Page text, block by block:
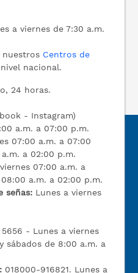
a viernes de 7:30 a.m.
nuestros Centros de
nacional.
24 horas.
- Instagram)
a.m. a 07:00 p.m.
07:00 a.m. a 07:00
a 02:00 p.m.
07:00 a.m. a
a.m. a 02:00 p.m.
señas: Lunes a viernes
5656 - Lunes a viernes
sábados de 8:00 a.m. a
018000-916821. Lunes a